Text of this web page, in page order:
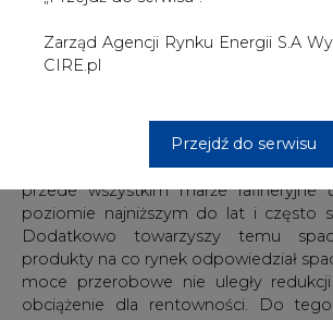
Przejdź do serwisu
nie generuje zysku.
Rok 2020 i pandemia to tylko jeden
wstrząsu na tym rynku pokazujący
poziomie najniższym do lat i często
Dodatkowo towarzyszy temu
produkty na co rynek odpowiedział
moce przerobowe nie uległy
obciążenie dla rentowności. Do
kwestie cen ropy której zapasy
przeszacowywane zgodnie z
(niezależnie od tego jaki zysk dadzą
wiec niskie i niestabilne ceny generują